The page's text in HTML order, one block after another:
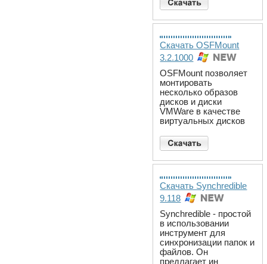
Скачать OSFMount
3.2.1000
OSFMount позволяет
монтировать
несколько образов
дисков и диски
VMWare в качестве
виртуальных дисков
Скачать Synchredible
9.118
Synchredible - простой
в использовании
инструмент для
синхронизации папок и
файлов. Он
предлагает ин